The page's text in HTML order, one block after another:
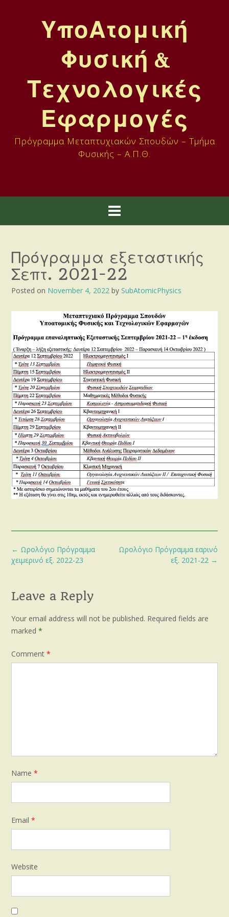
ΥποΑτομική
Φυσική &
Τεχνολογικές
Εφαρμογές
Πρόγραμμα Μεταπτυχιακών Σπουδών – Τμήμα
Φυσικής – Α.Π.Θ.
Πρόγραμμα εξεταστικής
Σεπτ. 2021-22
Posted on November 4, 2022 by SubAtomicPhysics
Post
navigation
Ωρολόγιο Πρόγραμμα εαρινό
εξ. 2021-22 →
← Ωρολόγιο Πρόγραμμα
χειμερινό εξ. 2022-23
Leave a Reply
Your email address will not be published. Required fields are
marked *
Comment *
Name *
Email *
Website